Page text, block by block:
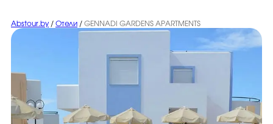
Abstour.by / Отели / GENNADI GARDENS APARTMENTS